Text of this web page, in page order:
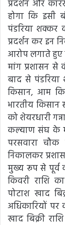
प्रदर्शन और
होगा कि इसी
पंडरिया शक्कर
प्रदर्शन कर इन
आरोप लगाते हुए
मांग प्रशासन से
बाद से पंडरिया
किसान, आम
भारतीय
को शेयरधारी
कल्याण संघ के
परसवारा
निकालकर
मुख्य रूप से पूर्व
किवरी राशि
पोटाश खाद
अधिकारियों पर
खाद बिक्री